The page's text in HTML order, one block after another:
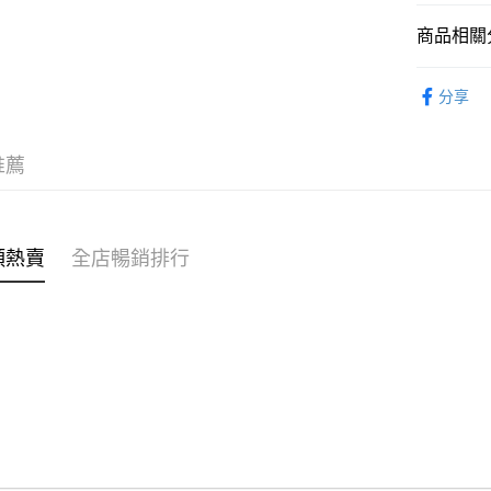
WeChat
送貨方式
商品相關
分享
薦
賣 全店暢銷排行